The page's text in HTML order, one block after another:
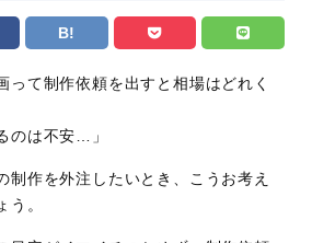
B!
って制作依頼を出すと相場はどれく
のは不安…」
制作を外注したいとき、こうお考え
う。